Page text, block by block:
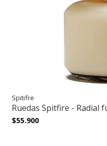
Spitifre
Ruedas Spitfire - Radial
$55.900